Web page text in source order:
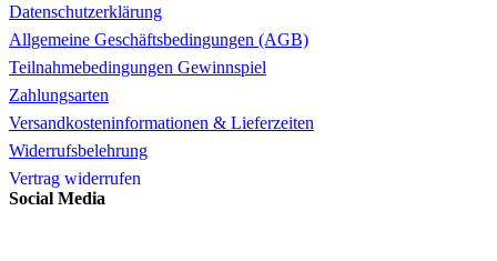
Datenschutzerklärung
Allgemeine Geschäftsbedingungen (AGB)
Teilnahmebedingungen Gewinnspiel
Zahlungsarten
Versandkosteninformationen & Lieferzeiten
Widerrufsbelehrung
Vertrag widerrufen
Social Media